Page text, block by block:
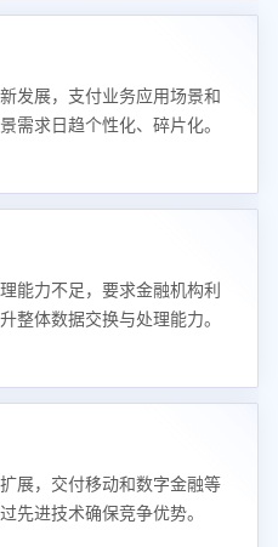
发展，支付业务应用场景和
需求日趋个性化、碎片化。
能力不足，要求金融机构利
整体数据交换与处理能力。
展，交付移动和数字金融等
先进技术确保竞争优势。